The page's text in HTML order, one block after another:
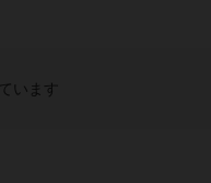
います